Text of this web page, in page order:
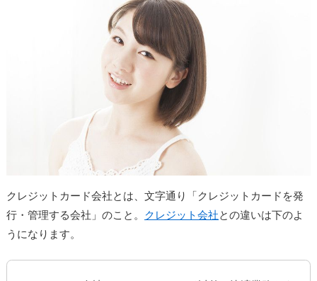
クレジットカード会社とは、文字通り「クレジットカードを発
行・管理する会社」のこと。 クレジット会社との違いは下のよ
うになります。